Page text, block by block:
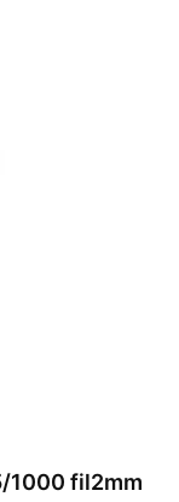
1000 fil2mm